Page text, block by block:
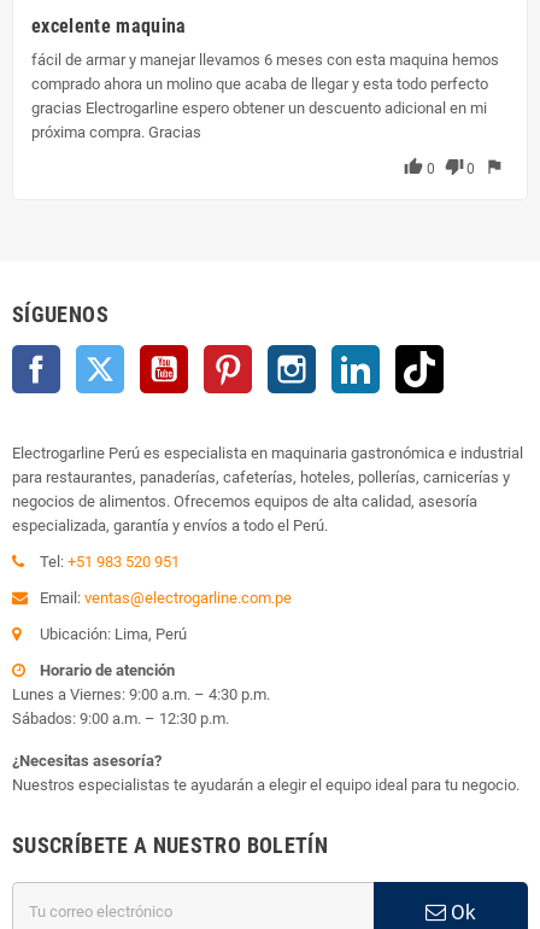
excelente maquina
fácil de armar y manejar llevamos 6 meses con esta maquina hemos
comprado ahora un molino que acaba de llegar y esta todo perfecto
gracias Electrogarline espero obtener un descuento adicional en mi
próxima compra. Gracias
thumb_up 0 thumb_down0 flag
SÍGUENOS
Facebook Twitter YouTube Pinterest Instagram LinkedIn
Electrogarline Perú es especialista en maquinaria gastronómica e industrial
para restaurantes, panaderías, cafeterías, hoteles, pollerías, carnicerías y
negocios de alimentos. Ofrecemos equipos de alta calidad, asesoría
especializada, garantía y envíos a todo el Perú.
Tel: +51 983 520 951
Email: ventas@electrogarline.com.pe
Ubicación: Lima, Perú
Horario de atención
Lunes a Viernes: 9:00 a.m. – 4:30 p.m.
Sábados: 9:00 a.m. – 12:30 p.m.
¿Necesitas asesoría?
Nuestros especialistas te ayudarán a elegir el equipo ideal para tu negocio.
SUSCRÍBETE A NUESTRO BOLETÍN
Ok